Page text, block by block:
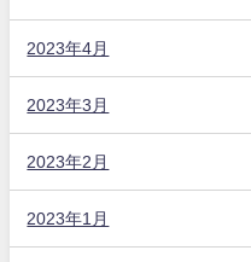
2023年4月
2023年3月
2023年2月
2023年1月